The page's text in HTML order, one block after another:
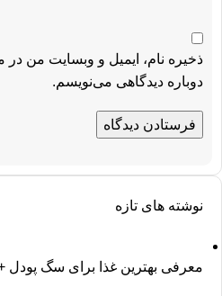
نوشته های تازه
معرفی بهترین غذا برای سگ پودل +
ذخیره نام، ایمیل و وبسایت من در
دوباره دیدگاهی می‌نویسم.